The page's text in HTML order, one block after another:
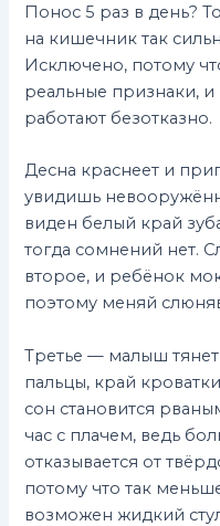
Понос 5 раз в день?
на кишечник так
Исключено, потому
реальные признаки, и
работают безотказно.
Десна краснеет и
увидишь
виден белый край
тогда сомнений нет.
второе, и ребёнок
поэтому меняй
Третье — малыш
пальцы, край
сон становится
час с плачем, ведь
отказывается от
потому что так
возможен жидкий